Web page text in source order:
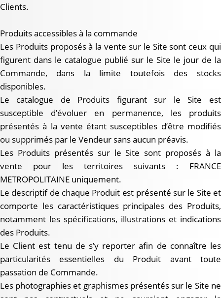
Clients.
Produits accessibles à la commande
Les Produits proposés à la vente sur le Site sont ceux qui
figurent dans le catalogue publié sur le Site le jour de la
Commande, dans la limite toutefois des stocks
disponibles.
Le catalogue de Produits figurant sur le Site est
susceptible d’évoluer en permanence, les produits
présentés à la vente étant susceptibles d’être modifiés
ou supprimés par le Vendeur sans aucun préavis.
Les Produits présentés sur le Site sont proposés à la
vente pour les territoires suivants : FRANCE
METROPOLITAINE uniquement.
Le descriptif de chaque Produit est présenté sur le Site et
comporte les caractéristiques principales des Produits,
notamment les spécifications, illustrations et indications
des Produits.
Le Client est tenu de s’y reporter afin de connaître les
particularités essentielles du Produit avant toute
passation de Commande.
Les photographies et graphismes présentés sur le Site ne